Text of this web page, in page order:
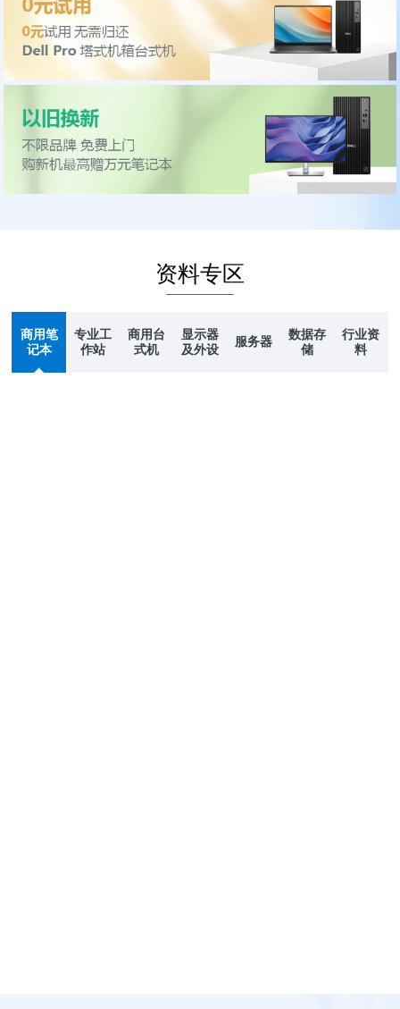
资料专区
商用笔
记本
专业工
作站
商用台
式机
显示器
及外设
服务器
数据存
储
行业资
料